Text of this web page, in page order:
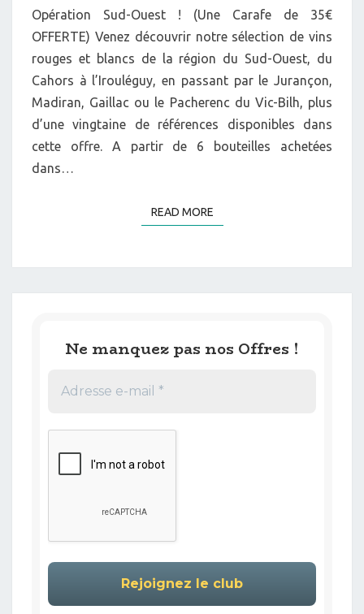
Opération Sud-Ouest ! (Une Carafe de 35€
OFFERTE) Venez découvrir notre sélection de vins
rouges et blancs de la région du Sud-Ouest, du
Cahors à l’Irouléguy, en passant par le Jurançon,
Madiran, Gaillac ou le Pacherenc du Vic-Bilh, plus
d’une vingtaine de références disponibles dans
cette offre. A partir de 6 bouteilles achetées
dans…
READ MOREREAD MORE
Ne manquez pas nos Offres !